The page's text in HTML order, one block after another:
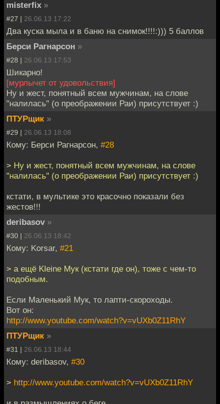
misterfix »
#27 | 26.06.13 17:22
Два куска мыла и в баню на снимок!!!!:))) 5 баллов
Берси Рагнарсон »
#28 | 26.06.13 17:53
Шикарно!
[мурлычет от удовольствия]
Ну и жест, понятный всем мужчинам, на слове
"налилась" (о преображении Раи) присутствует :)
ПТУРщик »
#29 | 26.06.13 18:08
Кому: Берси Рагнарсон, #28
> Ну и жест, понятный всем мужчинам, на слове
"налилась" (о преображении Раи) присутствует :)
кстати, в мультике это красочно показали без
жестов!!!
deribasov »
#30 | 26.06.13 18:42
Кому: Korsar, #21
> а ещё Kleine Мук (кстати где он), тоже с чем-то
подобным.
Если Маленький Мук, то лапти-скороходы.
Вот он:
http://www.youtube.com/watch?v=vUXb0Z11RhY
ПТУРщик »
#31 | 26.06.13 18:44
Кому: deribasov, #30
> http://www.youtube.com/watch?v=vUXb0Z11RhY